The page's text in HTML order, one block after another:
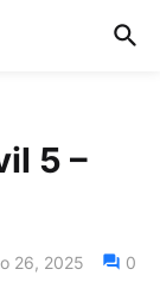
5 –
26, 2025 0